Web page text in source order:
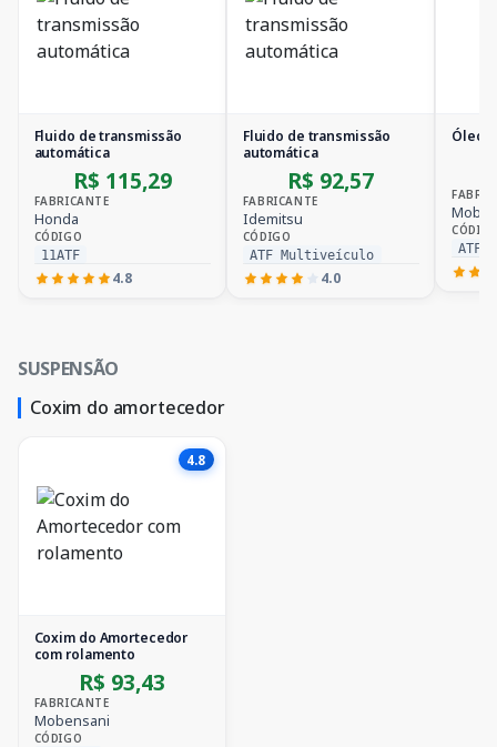
Fluido de transmissão
automática
R$ 115,29
FABRICANTE
Honda
CÓDIGO
11ATF
4.8
Fluido de transmissão
automática
R$ 92,57
FABRICANTE
Idemitsu
CÓDIGO
ATF Multiveículo
4.0
Óleo
Mobil
ATF
SUSPENSÃO
Coxim do amortecedor
4.8
Coxim do Amortecedor
com rolamento
R$ 93,43
FABRICANTE
Mobensani
CÓDIGO